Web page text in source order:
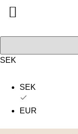
SEK
SEK
EUR
Alla produkter
Om oss